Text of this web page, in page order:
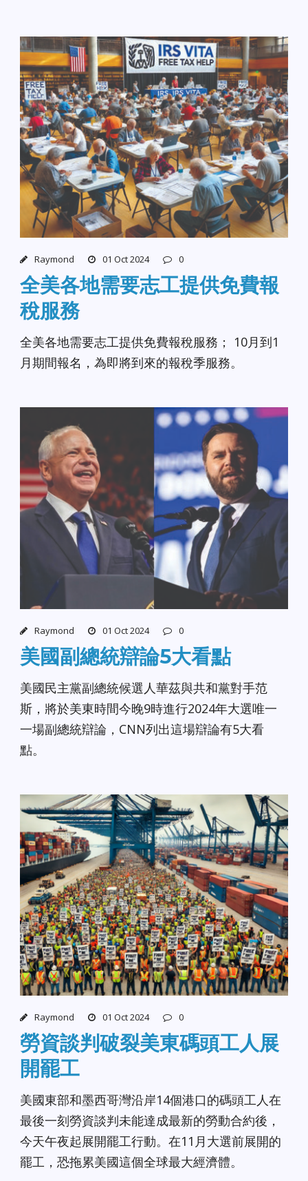
Raymond 01 Oct 2024 0
全美各地需要志工提供免費報
稅服務
全美各地需要志工提供免費報稅服務； 10月到1
月期間報名，為即將到來的報稅季服務。
Raymond 01 Oct 2024 0
美國副總統辯論5大看點
美國民主黨副總統候選人華茲與共和黨對手范
斯，將於美東時間今晚9時進行2024年大選唯一
一場副總統辯論，CNN列出這場辯論有5大看
點。
Raymond 01 Oct 2024 0
勞資談判破裂美東碼頭工人展
開罷工
美國東部和墨西哥灣沿岸14個港口的碼頭工人在
最後一刻勞資談判未能達成最新的勞動合約後，
今天午夜起展開罷工行動。在11月大選前展開的
罷工，恐拖累美國這個全球最大經濟體。